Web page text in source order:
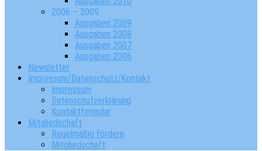
2006 – 2009
Ausgaben 2009
Ausgaben 2008
Ausgaben 2007
Ausgaben 2006
Newsletter
Impressum/Datenschutz/Kontakt
Impressum
Datenschutzerklärung
Kontaktformular
Mitgliedschaft
Regelmäßig fördern
Mitgliedschaft